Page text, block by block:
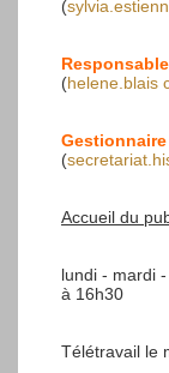
(
(helene.blais
Gestionnaire
(
Accueil du
lundi - mardi
à 16h30
Télétravail le